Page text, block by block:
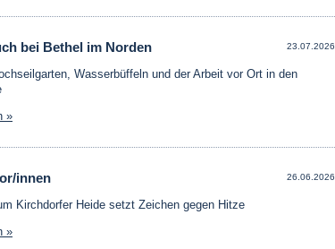
23.07.2026
bei Bethel im Norden
Wasserbüffeln und der Arbeit vor Ort in den
»
26.06.2026
innen
Kirchdorfer Heide setzt Zeichen gegen Hitze
»